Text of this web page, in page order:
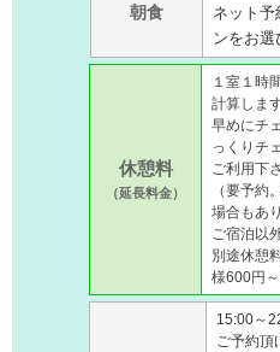
朝食
ネット予
ンをお選
休憩料
（延長料金）
１室１時
計算しま
早めにチ
っくりチ
ご利用下
（要予約
場合もあ
ご宿泊以
別途休憩
様600円～
15:00～
ご予約頂